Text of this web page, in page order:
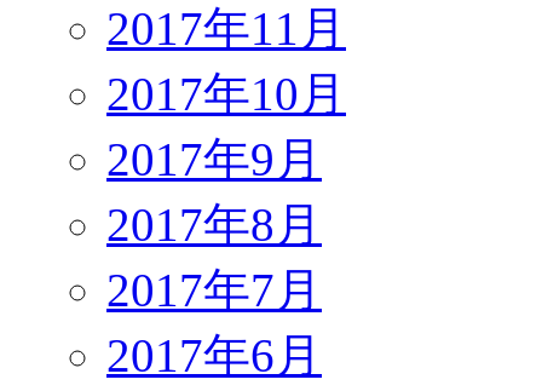
2017年11月
2017年10月
2017年9月
2017年8月
2017年7月
2017年6月